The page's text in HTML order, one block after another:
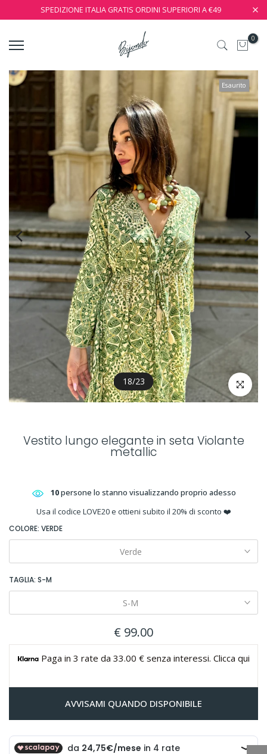
SPEDIZIONE ITALIA GRATIS ORDINI SUPERIORI A €49
0
18/23
Esaurito
clicca per
Vestito lungo elegante in seta Violante
metallic
10persone lo stanno visualizzando proprio adesso
Usa il codice LOVE20 e ottieni subito il 20% di sconto ❤️
COLORE: VERDE
Verde
TAGLIA: S-M
S-M
€ 99.00
Paga in 3 rate da 33.00 € senza interessi. Clicca qui
AVVISAMI QUANDO DISPONIBILE